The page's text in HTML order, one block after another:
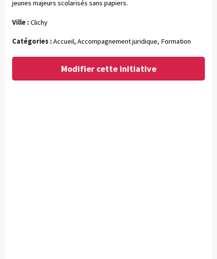
jeunes majeurs scolarisés sans papiers.
Ville :Clichy
Catégories :Accueil, Accompagnement juridique, Formation
Modifier cette initiative